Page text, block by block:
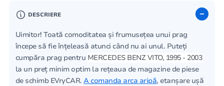
DESCRIERE
Uimitor! Toată comoditatea și frumusețea unui prag
începe să fie înțeleasă atunci când nu ai unul. Puteți
cumpăra prag pentru MERCEDES BENZ VITO, 1995 - 2003
la un preț minim optim la rețeaua de magazine de piese
de schimb EVryCAR.A comanda arca aripă, etanșare ușă